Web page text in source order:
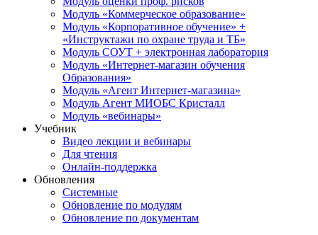
Модуль «Коммерческое образование»
Модуль «Корпоративное обучение» +
«Инструктажи по охране труда и ТБ»
Модуль СОУТ + электронная лаборатория
Модуль «Интернет-магазин обучения
Образования»
Модуль «Агент Интернет-магазина»
Модуль Агент МИОБС Кристалл
Модуль «вебинары»
Учебник
Видео лекции и вебинары
Для чтения
Онлайн-поддержка
Обновления
Системные
Обновление по модулям
Обновление по документам